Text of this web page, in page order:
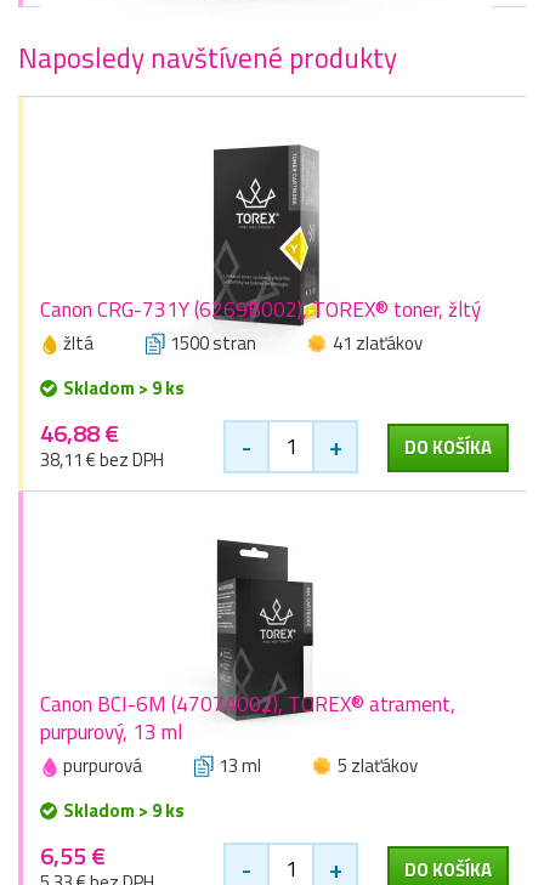
Naposledy navštívené produkty
Canon CRG-731Y (6269B002), TOREX® toner, žltý
žltá 1500 stran
41 zlaťákov
Skladom > 9 ks
46,88 €
38,11 € bez DPH - + DO KOŠÍKA
Canon BCI-6M (4707A002), TOREX® atrament,
purpurový, 13 ml
purpurová 13 ml
5 zlaťákov
Skladom > 9 ks
6,55 € - + DO KOŠÍKA